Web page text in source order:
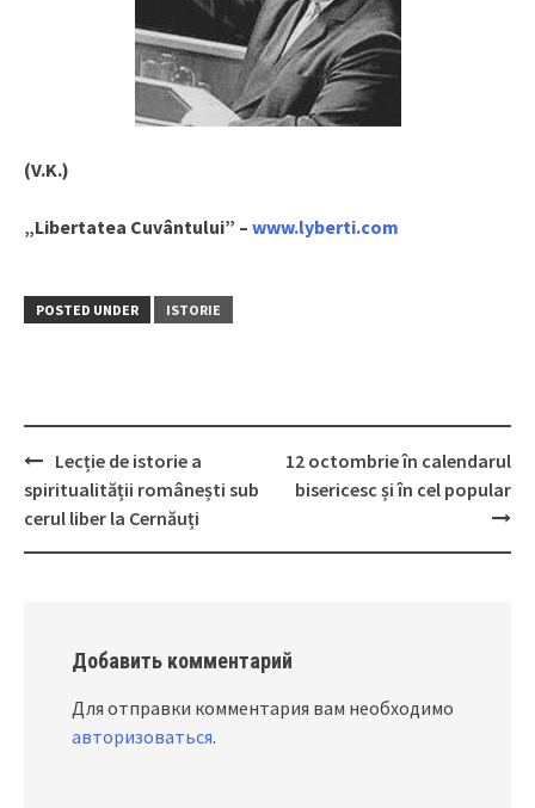
(V.K.)
„Libertatea Cuvântului” – www.lyberti.com
POSTED UNDER ISTORIE
Post
navigation
Lecție de istorie a
spiritualității românești sub
cerul liber la Cernăuți
12 octombrie în calendarul
bisericesc și în cel popular
Добавить комментарий
Для отправки комментария вам необходимо
авторизоваться.